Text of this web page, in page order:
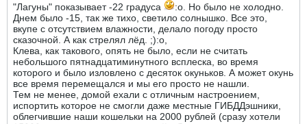
"Лагуны" показывает -22 градуса
:o. Но было не холодно.
Днем было -15, так же тихо, светило солнышко. Все это,
вкупе с отсутствием влажности, делало погоду просто
сказочной. А как стрелял лёд. ;):o,
Клева, как такового, опять не было, если не считать
небольшого пятнадцатиминутного всплеска, во время
которого и было изловлено с десяток окуньков. А может окунь
все время перемещался и мы его просто не нашли.
Тем не менее, домой ехали с отличным настроением,
испортить которое не смогли даже местные ГИБДДэшники,
облегчившие наши кошельки на 2000 рублей (сразу хотели